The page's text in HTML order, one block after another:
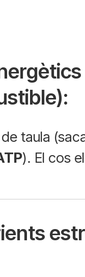
taula
). El cos